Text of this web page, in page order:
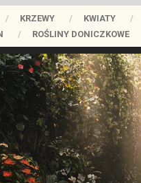
KRZEWY KWIATY
ROŚLINY DONICZKOWE